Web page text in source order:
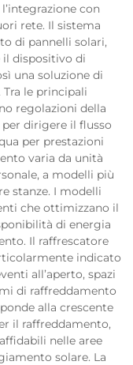
con
rete. Il sistema
di pannelli solari,
il dispositivo di
una soluzione di
le principali
regolazioni della
dirigere il flusso
per prestazioni
varia da unità
a modelli più
stanze. I modelli
che ottimizzano il
di energia
Il raffrescatore
indicato
all’aperto, spazi
di raffreddamento
alla crescente
il raffreddamento,
nelle aree
solare. La